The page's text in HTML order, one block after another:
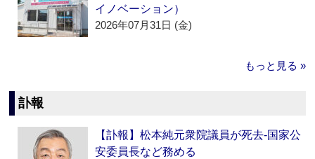
イノベーション）
2026年07月31日 (金)
もっと見る »
訃報
【訃報】松本純元衆院議員が死去‐国家公
安委員長など務める